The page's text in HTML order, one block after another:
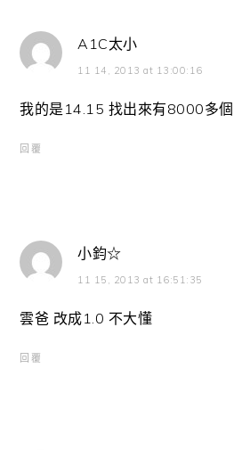
A1C太小
11 14, 2013 at 13:00:16
我的是14.15 找出來有8000多
回覆
小鈞☆
11 15, 2013 at 16:51:35
雲爸 改成1.0 不大懂
回覆